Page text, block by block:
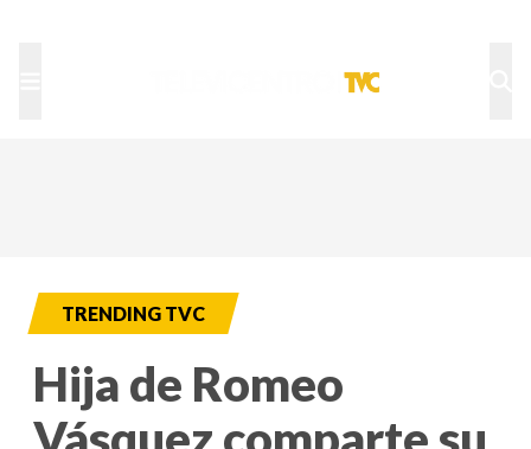
TRENDING TVC
Hija de Romeo